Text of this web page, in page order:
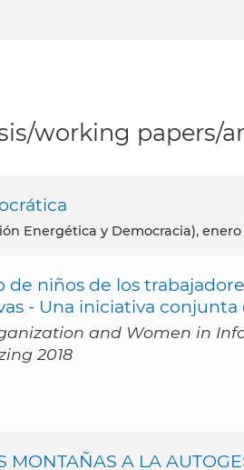
working papers/
Energética y Democracia),
de niños de los
- Una iniciativa conjunta
and Women in
2018
MONTAÑAS A LA